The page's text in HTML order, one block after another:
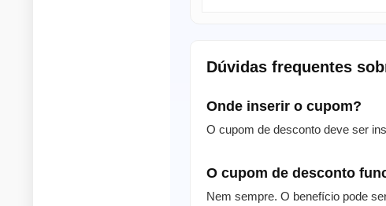
Dúvidas frequentes
Onde inserir o cupom?
O cupom de desconto deve ser
O cupom de desconto
Nem sempre. O benefício pode